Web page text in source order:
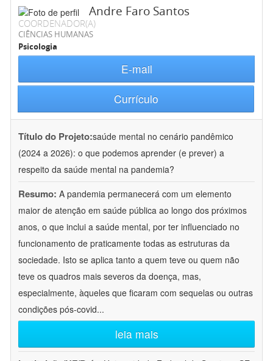
Andre Faro Santos
COORDENADOR(A)
CIÊNCIAS HUMANAS
Psicologia
E-mail
Currículo
Título do Projeto:saúde mental no cenário pandêmico
(2024 a 2026): o que podemos aprender (e prever) a
respeito da saúde mental na pandemia?
Resumo: A pandemia permanecerá com um elemento
maior de atenção em saúde pública ao longo dos próximos
anos, o que inclui a saúde mental, por ter influenciado no
funcionamento de praticamente todas as estruturas da
sociedade. Isto se aplica tanto a quem teve ou quem não
teve os quadros mais severos da doença, mas,
especialmente, àqueles que ficaram com sequelas ou outras
condições pós-covid...
leia mais